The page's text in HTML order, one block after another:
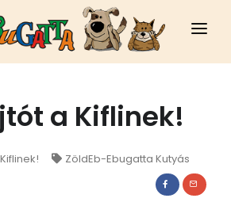
a Kiflinek!
ZöldEb-Ebugatta Kutyás